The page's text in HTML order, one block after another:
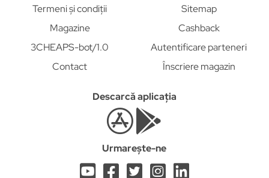
Termeni și condiții
Magazine
3CHEAPS-bot/1.0
Contact
Sitemap
Cashback
Autentificare parteneri
Înscriere magazin
Descarcă aplicația
Urmarește-ne